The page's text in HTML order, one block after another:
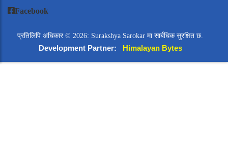
Facebook
प्रतिलिपि अधिकार © 2026: Surakshya Sarokar मा सार्बधिक सुरक्षित छ.
Development Partner: Himalayan Bytes